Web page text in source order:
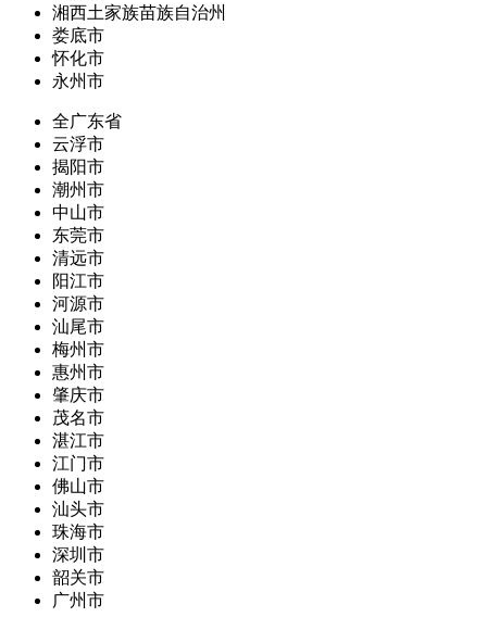
湘西土家族苗族自治州
娄底市
怀化市
永州市
全广东省
云浮市
揭阳市
潮州市
中山市
东莞市
清远市
阳江市
河源市
汕尾市
梅州市
惠州市
肇庆市
茂名市
湛江市
江门市
佛山市
汕头市
珠海市
深圳市
韶关市
广州市